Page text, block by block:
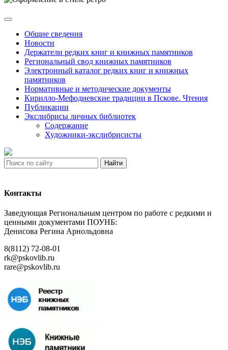
Общие сведения
Новости
Держатели редких книг и книжных памятников
Региональный свод книжных памятников
Электронный каталог редких книг и книжных
памятников
Нормативные и методические документы
Кирилло-Мефодиевские традиции в Пскове. Чтения
Публикации
Экслибрисы личных библиотек
Содержание
Художники-экслибрисисты
Найти
Контакты
Заведующая Региональным центром по работе с редкими и
ценными документами ПОУНБ:
Денисова Регина Арнольдовна
8(8112) 72-08-01
rk@pskovlib.ru
rare@pskovlib.ru